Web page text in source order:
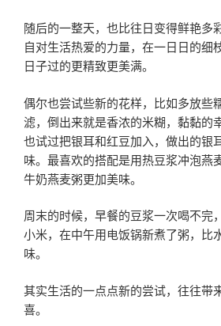
随后的一整天，也比往日变得鲜艳多
自对生活热爱的力量，在一日日的细
日子过的更精致更美满。
偶尔也尝试些新的花样，比如多放些
滤，倒出来就是香浓的米糊，黏黏的
也试过把银耳和红豆加入，做出的银
味。最喜欢的搭配是用热豆浆冲泡燕
牛奶燕麦粥更加美味。
周末的时候，早餐的豆浆一次喝不完
小米，在中午用电饭锅新煮了粥，比
味。
其实生活的一点点新的尝试，往往带
喜。